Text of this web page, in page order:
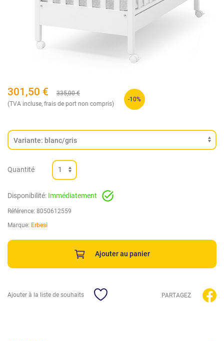
301,50 € 335,00€
(TVA incluse, frais de port non compris)
-10%
Quantité
Disponibilité: Immédiatement
Référence: 8050612559
Marque: Erbesi
Ajouter au panier
Ajouter à la liste de souhaits PARTAGEZ